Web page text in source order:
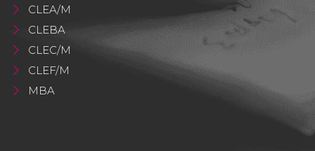
CLEA/M
CLEBA
CLEC/M
CLEF/M
MBA